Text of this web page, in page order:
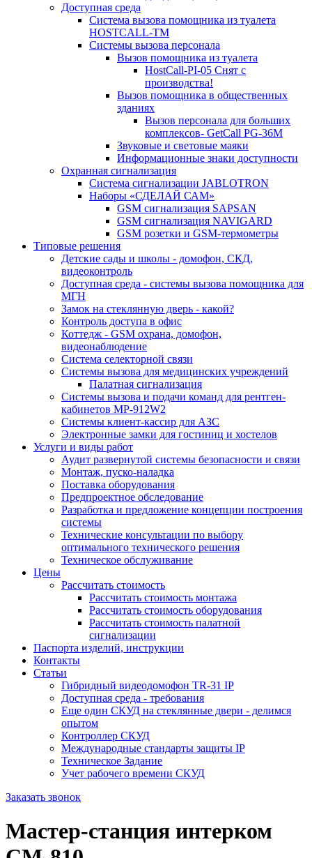
Доступная среда
Система вызова помощника из туалета
HOSTCALL-TM
Системы вызова персонала
Вызов помощника из туалета
HostCall-PI-05 Снят с
производства!
Вызов помощника в общественных
зданиях
Вызов персонала для больших
комплексов- GetCall PG-36M
Звуковые и световые маяки
Информационные знаки доступности
Охранная сигнализация
Система сигнализации JABLOTRON
Наборы «СДЕЛАЙ САМ»
GSM сигнализация SAPSAN
GSM сигнализация NAVIGARD
GSM розетки и GSM-термометры
Типовые решения
Детские сады и школы - домофон, СКД,
видеоконтроль
Доступная среда - системы вызова помощника для
МГН
Замок на стеклянную дверь - какой?
Контроль доступа в офис
Коттедж - GSM охрана, домофон,
видеонаблюдение
Система селекторной связи
Системы вызова для медицинских учреждений
Палатная сигнализация
Системы вызова и подачи команд для рентген-
кабинетов MP-912W2
Системы клиент-кассир для АЗС
Электронные замки для гостиниц и хостелов
Услуги и виды работ
Аудит развернутой системы безопасности и связи
Монтаж, пуско-наладка
Поставка оборудования
Предпроектное обследование
Разработка и предложение концепции построения
системы
Технические консультации по выбору
оптимального технического решения
Техническое обслуживание
Цены
Рассчитать стоимость
Рассчитать стоимость монтажа
Рассчитать стоимость оборудования
Рассчитать стоимость палатной
сигнализации
Паспорта изделий, инструкции
Контакты
Статьи
Гибридный видеодомофон TR-31 IP
Доступная среда - требования
Еще один СКУД на стеклянные двери - делимся
опытом
Контроллер СКУД
Международные стандарты защиты IP
Техническое Задание
Учет рабочего времени СКУД
Заказать звонок
Мастер-станция интерком